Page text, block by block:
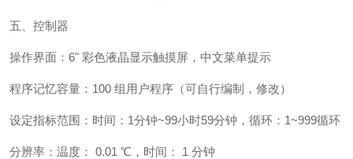
五、控制器
操作界面：6" 彩色液晶显示触摸屏，中文菜单提示
程序记忆容量：100 组用户程序（可自行编制，修改）
设定指标范围：时间：1分钟~99小时59分钟，循环：1~999循环
分辨率：温度： 0.01 ℃，时间： 1 分钟